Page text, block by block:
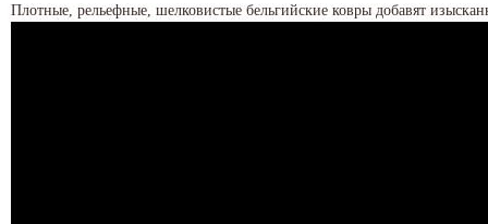
Плотные, рельефные, шелковистые бельгийские ковры добавят